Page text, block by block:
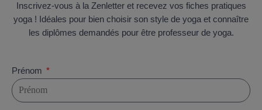
Inscrivez-vous à la Zenletter et recevez vos fiches pratiques
yoga ! Idéales pour bien choisir son style de yoga et connaître
les diplômes demandés pour être professeur de yoga.
Prénom